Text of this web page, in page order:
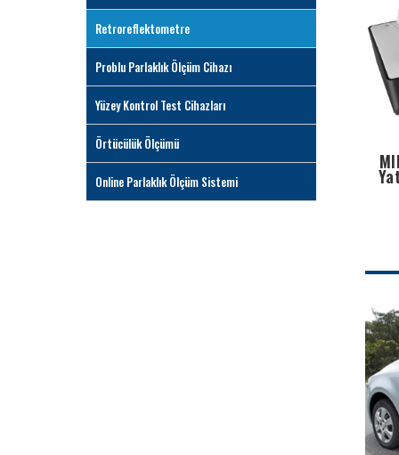
Retroreflektometre
Problu Parlaklık Ölçüm Cihazı
Yüzey Kontrol Test Cihazları
Örtücülük Ölçümü
Online Parlaklık Ölçüm Sistemi